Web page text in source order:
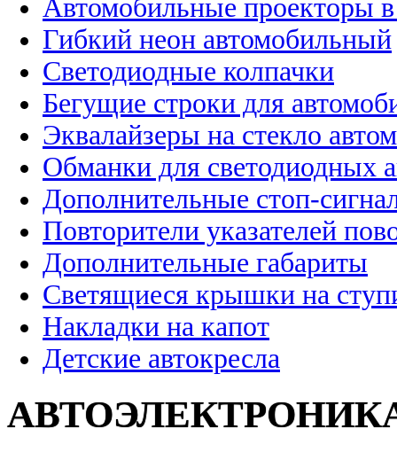
Автомобильные проекторы
Гибкий неон автомобильный
Светодиодные колпачки
Бегущие строки для
Эквалайзеры на стекло
Обманки для светодиодных
Дополнительные стоп-
Повторители указателей
Дополнительные габариты
Светящиеся крышки на
Накладки на капот
Детские автокресла